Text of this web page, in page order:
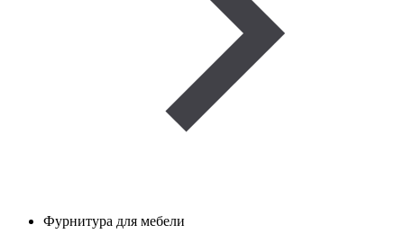
Фурнитура для мебели